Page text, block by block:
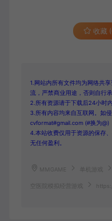
收藏
1.网站内所有文件均为网络共
流，严禁商业用途，否则自行承
2.所有资源请于下载后24小时
3.所有内容均来自互联网。如
cvformat#gmail.com (#换为@)
4.本站收费仅用于资源的保存
无任何盈利。
MMGAME
空医院模拟经营游戏